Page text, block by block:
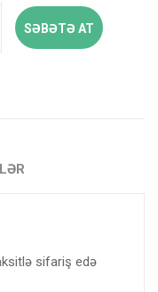
SƏBƏTƏ AT
sifariş edə